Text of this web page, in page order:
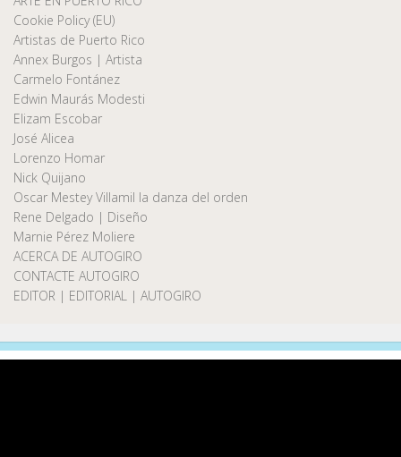
Cookie Policy (EU)
Artistas de Puerto Rico
Annex Burgos | Artista
Carmelo Fontánez
Edwin Maurás Modesti
Elizam Escobar
José Alicea
Lorenzo Homar
Nick Quijano
Oscar Mestey Villamil la danza del orden
Rene Delgado | Diseño
Marnie Pérez Moliere
ACERCA DE AUTOGIRO
CONTACTE AUTOGIRO
EDITOR | EDITORIAL | AUTOGIRO